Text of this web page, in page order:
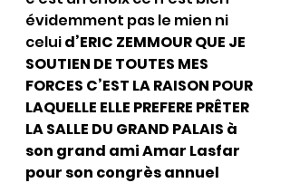
évidemment pas le mien ni
celui d’ERIC ZEMMOUR QUE JE
SOUTIEN DE TOUTES MES
FORCES C’EST LA RAISON POUR
LAQUELLE ELLE PREFERE PRÊTER
LA SALLE DU GRAND PALAIS à
son grand ami Amar Lasfar
pour son congrès annuel